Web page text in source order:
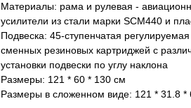
Материалы: рама и рулевая -
усилители из стали марки SCM440 и
Подвеска: 45-ступенчатая
сменных резиновых картриджей с
установки подвески по углу наклона
Размеры: 121 * 60 * 130 см
Размеры в сложенном виде: 121 * 31.8 *